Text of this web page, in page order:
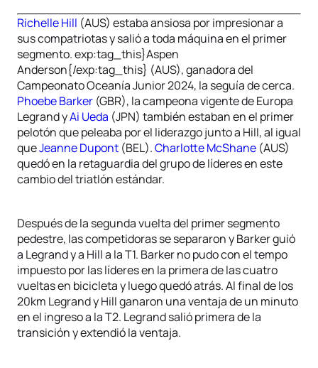
Richelle Hill (AUS) estaba ansiosa por impresionar a
sus compatriotas y salió a toda máquina en el primer
segmento. exp:tag_this}Aspen
Anderson{/exp:tag_this} (AUS), ganadora del
Campeonato Oceanía Junior 2024, la seguía de cerca.
Phoebe Barker (GBR), la campeona vigente de Europa
Legrand yAi Ueda (JPN) también estaban en el primer
pelotón que peleaba por el liderazgo junto a Hill, al igual
queJeanne Dupont (BEL).Charlotte McShane (AUS)
quedó en la retaguardia del grupo de líderes en este
cambio del triatlón estándar.
Después de la segunda vuelta del primer segmento
pedestre, las competidoras se separaron y Barker guió
a Legrand y a Hill a la T1. Barker no pudo con el tempo
impuesto por las líderes en la primera de las cuatro
vueltas en bicicleta y luego quedó atrás. Al final de los
20km Legrand y Hill ganaron una ventaja de un minuto
en el ingreso a la T2. Legrand salió primera de la
transición y extendió la ventaja.